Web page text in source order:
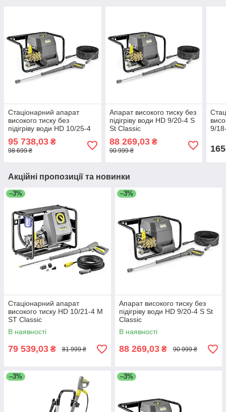
Стаціонарний апарат
високого тиску без
підігріву води HD 10/25-4
S St Classic
95 738,03 ₴
98 699 ₴
Апарат високого тиску без
підігріву води HD 9/20-4 S
St Classic
88 269,03₴
90 999 ₴
9/
Акційні пропозиції та новинки
–3%
Cтаціонарний апарат
високого тиску HD 10/21-4 M
ST Classic
В наявності
79 539,03 ₴ 81 999 ₴
–3%
Апарат високого тиску без
підігріву води HD 9/20-4 S St
Classic
В наявності
88 269,03 ₴ 90 999 ₴
–3% –3%